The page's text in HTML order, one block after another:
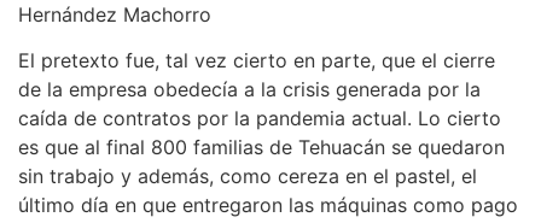
Hernández Machorro
El pretexto fue, tal vez cierto en parte, que el cierre
de la empresa obedecía a la crisis generada por la
caída de contratos por la pandemia actual. Lo cierto
es que al final 800 familias de Tehuacán se quedaron
sin trabajo y además, como cereza en el pastel, el
último día en que entregaron las máquinas como pago